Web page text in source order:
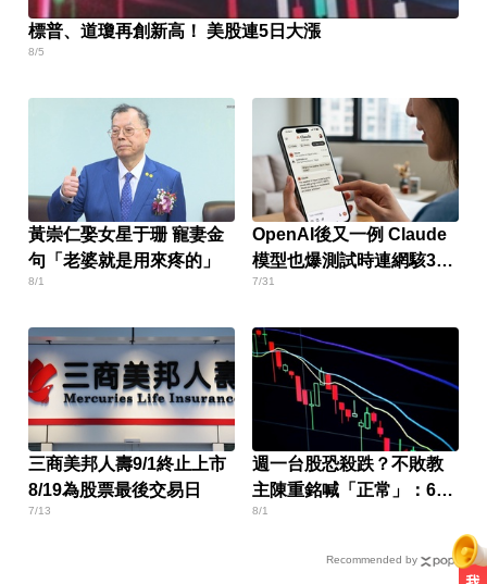
標普、道瓊再創新高！ 美股連5日大漲
8/5
黃崇仁娶女星于珊 寵妻金
句「老婆就是用來疼的」
8/1
OpenAI後又一例 Claude
模型也爆測試時連網駭3公
司
7/31
三商美邦人壽9/1終止上市
8/19為股票最後交易日
7/13
週一台股恐殺跌？不敗教
主陳重銘喊「正常」：6檔
撿便宜
8/1
Recommended by